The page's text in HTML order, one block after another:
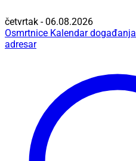
četvrtak - 06.08.2026
Osmrtnice Kalendar događanja
adresar